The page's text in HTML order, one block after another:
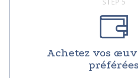
Achetez vos
préférées